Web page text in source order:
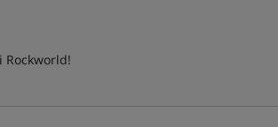
Rockworld!